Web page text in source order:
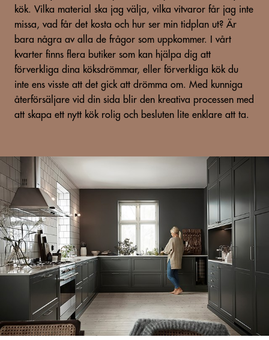
kök. Vilka material ska jag välja, vilka vitvaror får jag inte
missa, vad får det kosta och hur ser min tidplan ut? Är
bara några av alla de frågor som uppkommer. I vårt
kvarter finns flera butiker som kan hjälpa dig att
förverkliga dina köksdrömmar, eller förverkliga kök du
inte ens visste att det gick att drömma om. Med kunniga
återförsäljare vid din sida blir den kreativa processen med
att skapa ett nytt kök rolig och besluten lite enklare att ta.